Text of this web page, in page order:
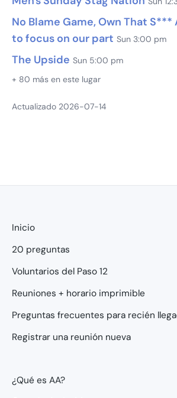
No Blame Game, Own That
to focus on our part Sun 3:00 pm
The Upside Sun 5:00 pm
+ 80 más en este lugar
Actualizado 2026-07-14
Inicio
20 preguntas
Voluntarios del Paso 12
Reuniones + horario imprimible
Preguntas frecuentes para recién
Registrar una reunión nueva
¿Qué es AA?